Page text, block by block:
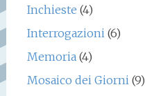
Inchieste (4)
Interrogazioni(6)
Memoria(4)
Mosaico dei Giorni(9)